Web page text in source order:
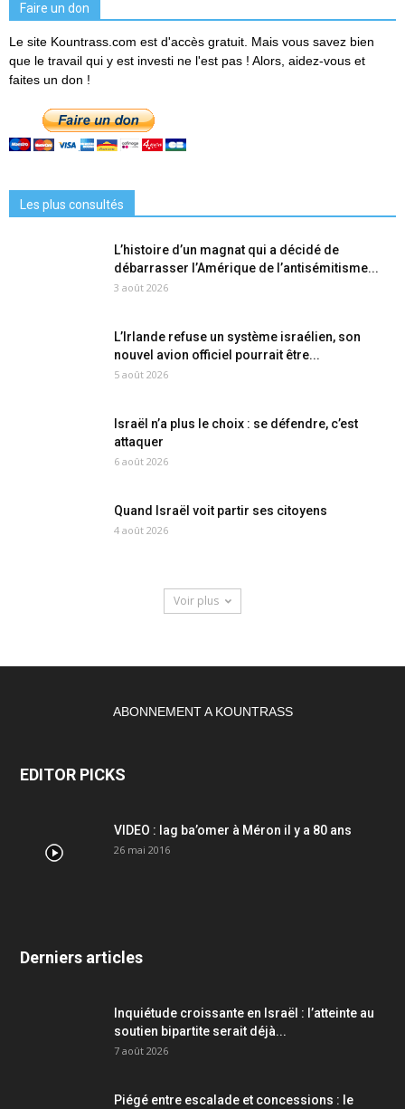
Faire un don
Le site Kountrass.com est d'accès gratuit. Mais vous savez bien
que le travail qui y est investi ne l'est pas ! Alors, aidez-vous et
faites un don !
Les plus consultés
L’histoire d’un magnat qui a décidé de
débarrasser l’Amérique de l’antisémitisme...
3 août 2026
L’Irlande refuse un système israélien, son
nouvel avion officiel pourrait être...
5 août 2026
Israël n’a plus le choix : se défendre, c’est
attaquer
6 août 2026
Quand Israël voit partir ses citoyens
4 août 2026
Voir plus
ABONNEMENT A KOUNTRASS
EDITOR PICKS
VIDEO : lag ba’omer à Méron il y a 80 ans
26 mai 2016
Derniers articles
Inquiétude croissante en Israël : l’atteinte au
soutien bipartite serait déjà...
7 août 2026
Piégé entre escalade et concessions : le